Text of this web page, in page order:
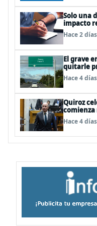
Solo una
impacto
según el
Hace 2 días
El grave
quitarle
vial del
Hace 4 días
Quiroz
Hace 4 días